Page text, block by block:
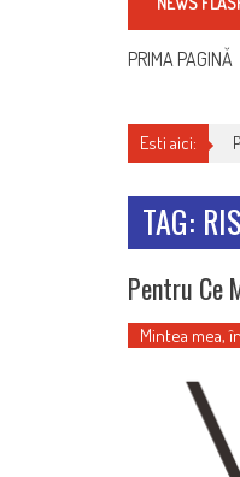
PRIMA PAGINĂ
Esti aici:
TAG:
Pentru Ce
Mintea mea,